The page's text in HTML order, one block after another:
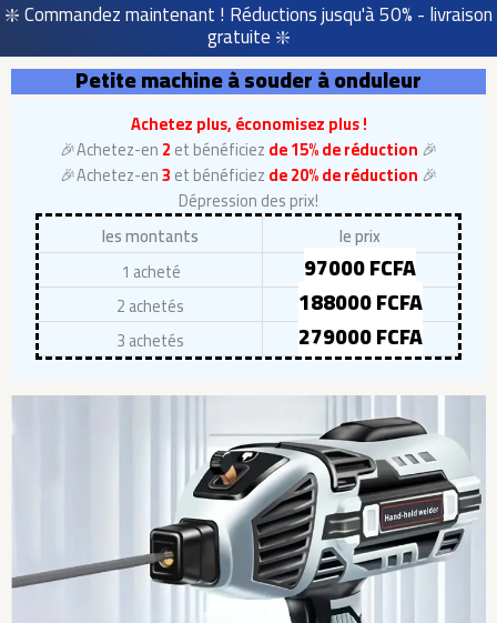
❇️ Commandez maintenant ! Réductions jusqu'à 50% - livraison
gratuite ❇️
Petite machine à souder à onduleur
Achetez plus, économisez plus !
🎉Achetez-en2et bénéficiezde 15% de réduction 🎉
🎉Achetez-en3et bénéficiezde 20% de réduction 🎉
Dépression des prix!
les montants
le prix
1 acheté
97000 FCFA
2 achetés 188000 FCFA
3 achetés 279000 FCFA